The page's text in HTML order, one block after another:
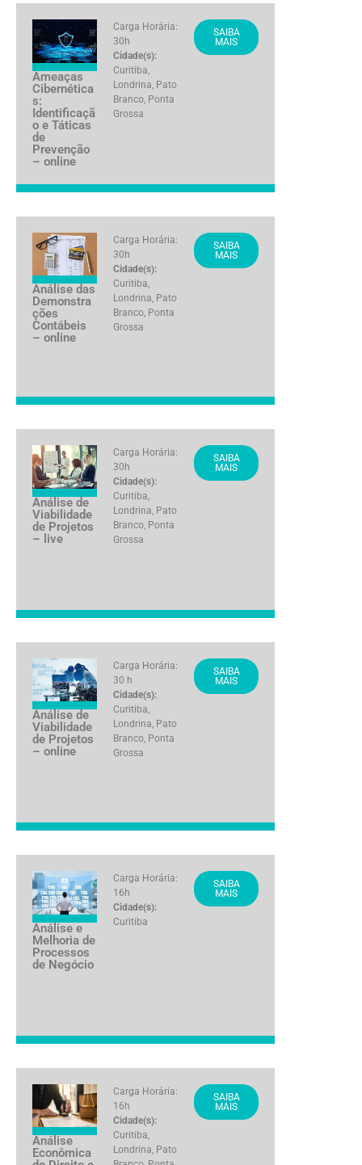
Ameaças
Cibernética
s:
Identificaçã
o e Táticas
de
Prevenção
– online
Carga Horária:
30h
Cidade(s):
Curitiba,
Londrina, Pato
Branco, Ponta
Grossa
SAIBA
MAIS
Análise das
Demonstra
ções
Contábeis
– online
Carga Horária:
30h
Cidade(s):
Curitiba,
Londrina, Pato
Branco, Ponta
Grossa
SAIBA
MAIS
Análise de
Viabilidade
de Projetos
– live
Carga Horária:
30h
Cidade(s):
Curitiba,
Londrina, Pato
Branco, Ponta
Grossa
SAIBA
MAIS
Análise de
Viabilidade
de Projetos
– online
Carga Horária:
30 h
Cidade(s):
Curitiba
Londrina Pato
Branco Ponta
Grossa
SAIBA
MAIS
Análise e
Melhoria de
Processos
de Negócio
Carga Horária:
16h
Cidade(s):
Curitiba
SAIBA
MAIS
Análise
Econômica
Carga Horária:
16h
Cidade(s):
Curitiba
Londrina Pato
SAIBA
MAIS